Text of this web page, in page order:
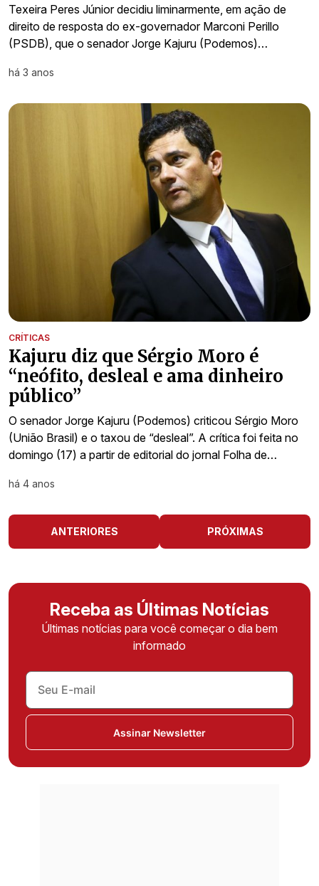
Texeira Peres Júnior decidiu liminarmente, em ação de
direito de resposta do ex-governador Marconi Perillo
(PSDB), que o senador Jorge Kajuru (Podemos)…
há 3 anos
CRÍTICAS
Kajuru diz que Sérgio Moro é
“neófito, desleal e ama dinheiro
público”
O senador Jorge Kajuru (Podemos) criticou Sérgio Moro
(União Brasil) e o taxou de “desleal”. A crítica foi feita no
domingo (17) a partir de editorial do jornal Folha de…
há 4 anos
ANTERIORES PRÓXIMAS
Receba as Últimas Notícias
Últimas notícias para você começar o dia bem
informado
Assinar Newsletter